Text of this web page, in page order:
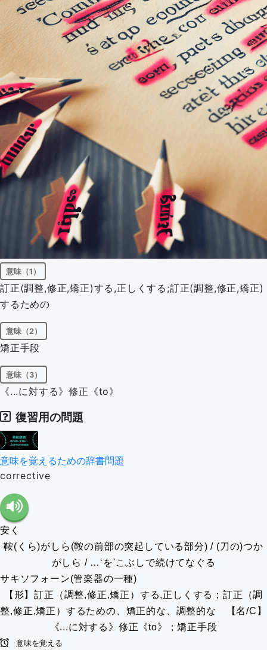
意味（1）
訂正(調整,修正,矯正)する,正しくする;訂正(調整,修正,矯正)
するための
意味（2）
矯正手段
意味（3）
《...に対する》修正《to》
復習用の問題
意味を覚えるための辞書問題
corrective
安く
鞍(くら)がしら(鞍の前部の突起している部分) / (刀の)つか
がしら / …‘を'こぶしで続けてなぐる
サキソフォーン(管楽器の一種)
【形】訂正（調整,修正,矯正）する,正しくする；訂正（調
整,修正,矯正）するための、矯正的な、調整的な 【名/C】
《...に対する》修正《to》；矯正手段
意味を覚える